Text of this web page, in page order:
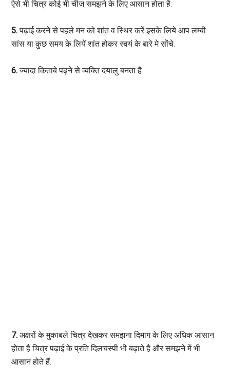
ऐसे भी चित्र कोई भी चीज समझने के लिए आसान होता है.
5.पढ़ाई करने से पहले मन को शांत व स्थिर करें इसके लिये आप लम्बी
सांस या कुछ समय के लियें शांत होकर स्वयं के बारे मे सोंचे.
6.ज्यादा किताबे पढ़ने से व्यक्ति दयालु बनता है
7.अक्षरों के मुकाबले चित्र देखकर समझना दिमाग के लिए अधिक आसान
होता है चित्र पढ़ाई के प्रति दिलचस्पी भी बढ़ाते है और समझने में भी
आसान होते हैं.